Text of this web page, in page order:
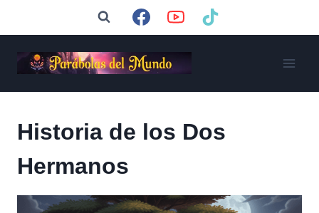
Historia de los Dos
Hermanos